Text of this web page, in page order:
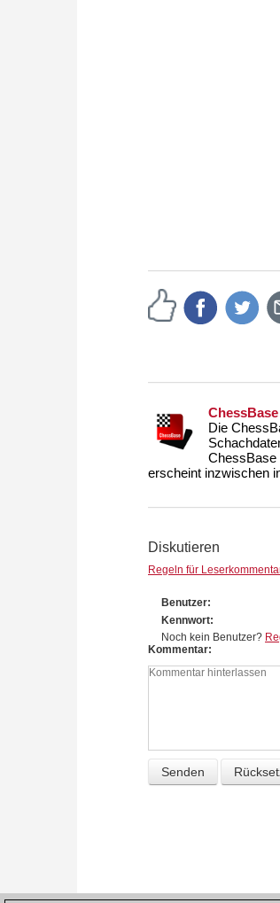
ChessBase
Die
ChessBase
erscheint inzwischen
Diskutieren
Regeln für
Benutzer
Kennwort
Noch kein Benutzer?
Kommentar